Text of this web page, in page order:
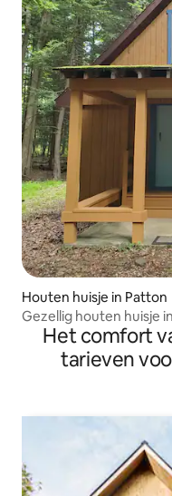
Houten huisje in Patton
Gezellig houten huisje
staatspark
Het comfort
tarieven